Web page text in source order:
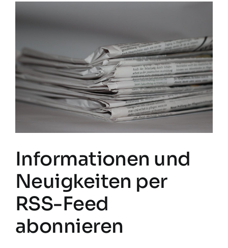
Informationen und
Neuigkeiten per
RSS-Feed
abonnieren